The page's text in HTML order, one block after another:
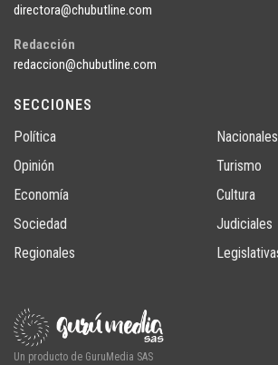
directora@chubutline.com
Redacción
redaccion@chubutline.com
SECCIONES
Política
Opinión
Economía
Sociedad
Regionales
Nacionales
Turismo
Cultura
Judiciales
Un producto de GuruMedia SAS